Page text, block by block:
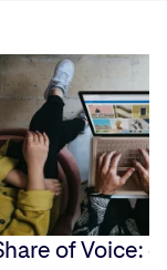
of Voice: